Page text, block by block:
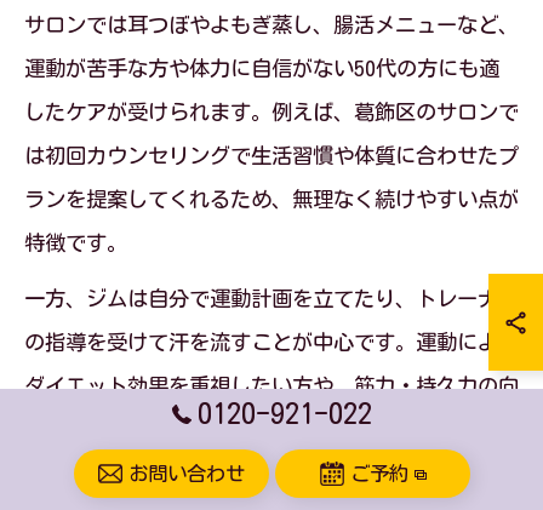
サロンでは耳つぼやよもぎ蒸し、腸活メニューなど、
運動が苦手な方や体力に自信がない50代の方にも適
したケアが受けられます。例えば、葛飾区のサロンで
は初回カウンセリングで生活習慣や体質に合わせたプ
ランを提案してくれるため、無理なく続けやすい点が
特徴です。
一方、ジムは自分で運動計画を立てたり、トレーナー
の指導を受けて汗を流すことが中心です。運動による
ダイエット効果を重視したい方や、筋力・持久力の向
上を目指す方にはジムが向いています。どちらも一長
一短があるため、自分の生活リズムや体調、目標に合
0120-921-022
お問い合わせ ご予約